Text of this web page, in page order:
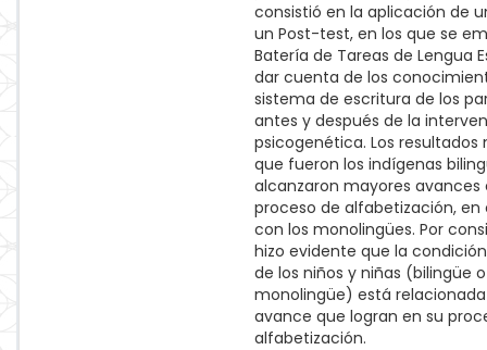
consistió en la aplicación de
un Post-test, en los que se
Batería de Tareas de Lengua
dar cuenta de los
sistema de escritura de los
antes y después de la
psicogenética. Los resultados
que fueron los indígenas
alcanzaron mayores avances
proceso de alfabetización,
con los monolingües. Por
hizo evidente que la
de los niños y niñas (bilingüe o
monolingüe) está
avance que logran en su
alfabetización.